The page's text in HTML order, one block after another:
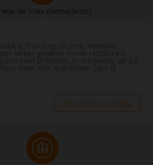
de Vries (Netherlands)
Prachtig uitzicht, heerlijke
lekker gegeten in het restaurant.
heel pittoresk. In omgeving op 20
meer met activiteiten lago di
Ver opinion completa